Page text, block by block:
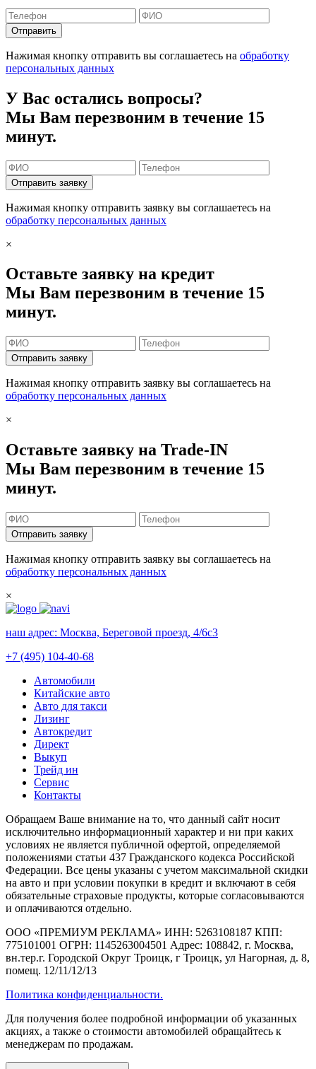
Отправить
Нажимая кнопку отправить вы соглашаетесь на обработку
персональных данных
У Вас остались вопросы?
Мы Вам перезвоним в течение 15
минут.
Отправить заявку
Нажимая кнопку отправить заявку вы соглашаетесь на
обработку персональных данных
×
Оставьте заявку на кредит
Мы Вам перезвоним в течение 15
минут.
Отправить заявку
Нажимая кнопку отправить заявку вы соглашаетесь на
обработку персональных данных
×
Оставьте заявку на Trade-IN
Мы Вам перезвоним в течение 15
минут.
Отправить заявку
Нажимая кнопку отправить заявку вы соглашаетесь на
обработку персональных данных
×
наш адрес: Москва, Береговой проезд, 4/6с3
+7 (495) 104-40-68
Автомобили
Китайские авто
Авто для такси
Лизинг
Автокредит
Директ
Выкуп
Трейд ин
Сервис
Контакты
Обращаем Ваше внимание на то, что данный сайт носит
исключительно информационный характер и ни при каких
условиях не является публичной офертой, определяемой
положениями статьи 437 Гражданского кодекса Российской
Федерации. Все цены указаны с учетом максимальной скидки
на авто и при условии покупки в кредит и включают в себя
обязательные страховые продукты, которые согласовываются
и оплачиваются отдельно.
ООО «ПРЕМИУМ РЕКЛАМА» ИНН: 5263108187 КПП:
775101001 ОГРН: 1145263004501 Адрес: 108842, г. Москва,
вн.тер.г. Городской Округ Троицк, г Троицк, ул Нагорная, д. 8,
помещ. 12/11/12/13
Политика конфиденциальности.
Для получения более подробной информации об указанных
акциях, а также о стоимости автомобилей обращайтесь к
менеджерам по продажам.